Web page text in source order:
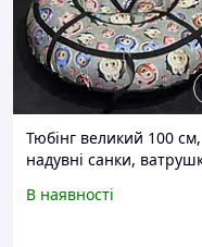
Тюбінг великий 100 см,
надувні санки,
тюбінг для катання на
В наявності